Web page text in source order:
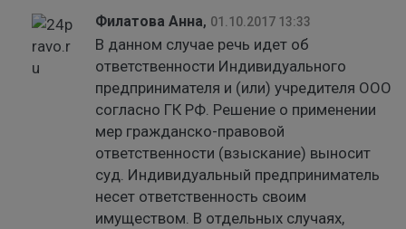
Филатова Анна, 01.10.2017 13:33
В данном случае речь идет об
ответственности Индивидуального
предпринимателя и (или) учредителя ООО
согласно ГК РФ. Решение о применении
мер гражданско-правовой
ответственности (взыскание) выносит
суд. Индивидуальный предприниматель
несет ответственность своим
имуществом. В отдельных случаях,